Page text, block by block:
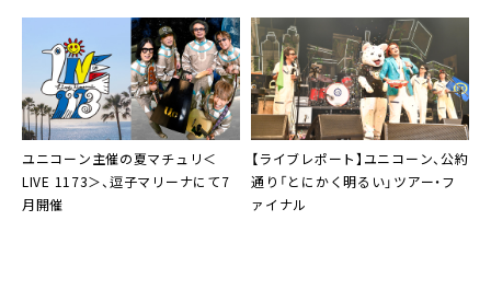
ユニコーン主催の夏マチュリ＜
LIVE 1173＞、逗子マリーナにて7
月開催
【ライブレポート】ユニコーン、公約
通り「とにかく明るい」ツアー・フ
ァイナル